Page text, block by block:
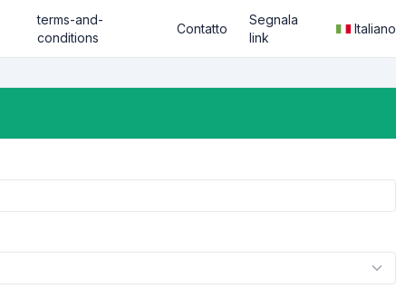
terms-and-
conditions
Contatto
Segnala
link
Italiano